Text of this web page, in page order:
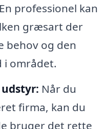
professionel kan
græsart der
behov og den
i området.
Når du
firma, kan du
bruger det rette